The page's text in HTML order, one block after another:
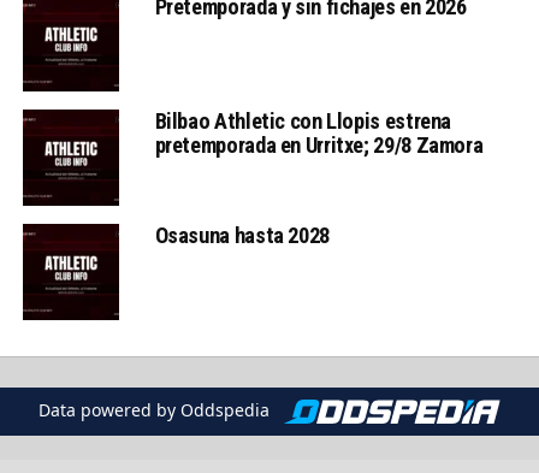
Pretemporada y sin fichajes en 2026
Bilbao Athletic con Llopis estrena
pretemporada en Urritxe; 29/8 Zamora
Osasuna hasta 2028
Data powered by Oddspedia